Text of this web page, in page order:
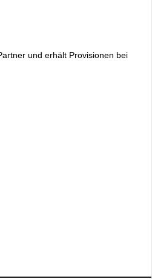
und erhält Provisionen bei